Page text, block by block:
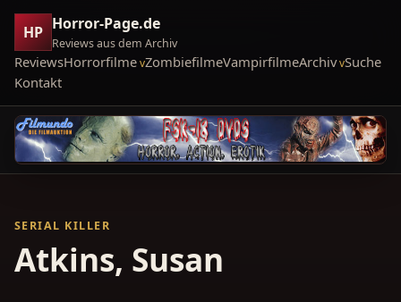
HP Horror-Page.de
Reviews aus dem Archiv
ReviewsHorrorfilme ZombiefilmeVampirfilmeArchiv Suche
Kontakt
SERIAL KILLER
Atkins, Susan